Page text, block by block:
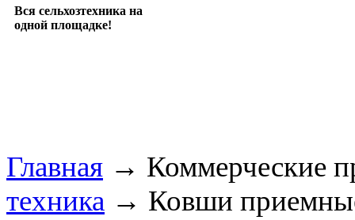
Вся сельхозтехника на
одной площадке!
Главная → Коммерческие
техника → Ковши